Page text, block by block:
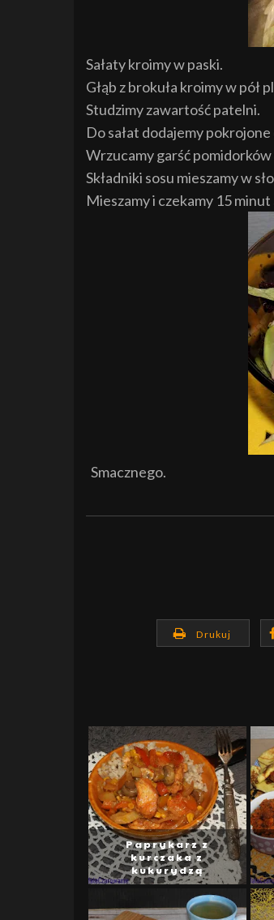
Sałaty kroimy w paski.
Głąb z brokuła kroimy w pół
Studzimy zawartość patelni.
Do sałat dodajemy pokrojone
Wrzucamy garść
Składniki sosu mieszamy w sł
Mieszamy i czekamy 15 minut
Smacznego.
Drukuj
Paprykarz z
kurczaka z
kukurydzą